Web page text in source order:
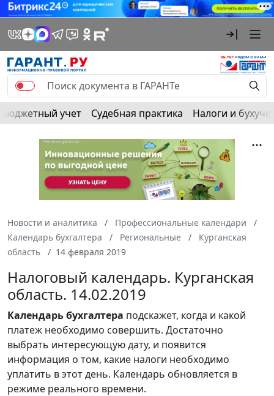
Бюджетный учет Судебная практика Налоги и
Новости и аналитика
Профессиональные календари
Календарь бухгалтера
Региональные
Курганская
область
14 февраля 2019
Налоговый календарь. Курганская
область. 14.02.2019
Календарьбухгалтера подскажет, когда и какой
платеж необходимо совершить. Достаточно
выбрать интересующую дату, и появится
информация о том, какие налоги необходимо
уплатить в этот день. Календарь обновляется в
режиме реального времени.